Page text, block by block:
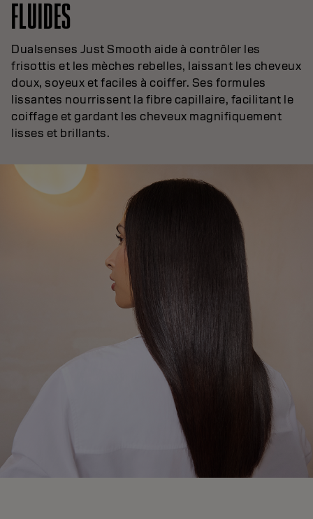
FLUIDES
Dualsenses Just Smooth aide à contrôler les
frisottis et les mèches rebelles, laissant les cheveux
doux, soyeux et faciles à coiffer. Ses formules
lissantes nourrissent la fibre capillaire, facilitant le
coiffage et gardant les cheveux magnifiquement
lisses et brillants.